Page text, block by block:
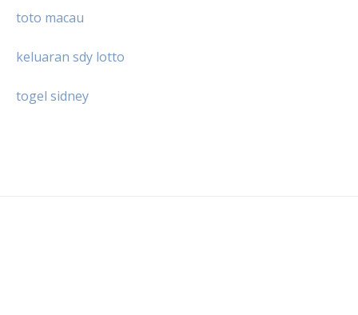
toto macau
keluaran sdy lotto
togel sidney